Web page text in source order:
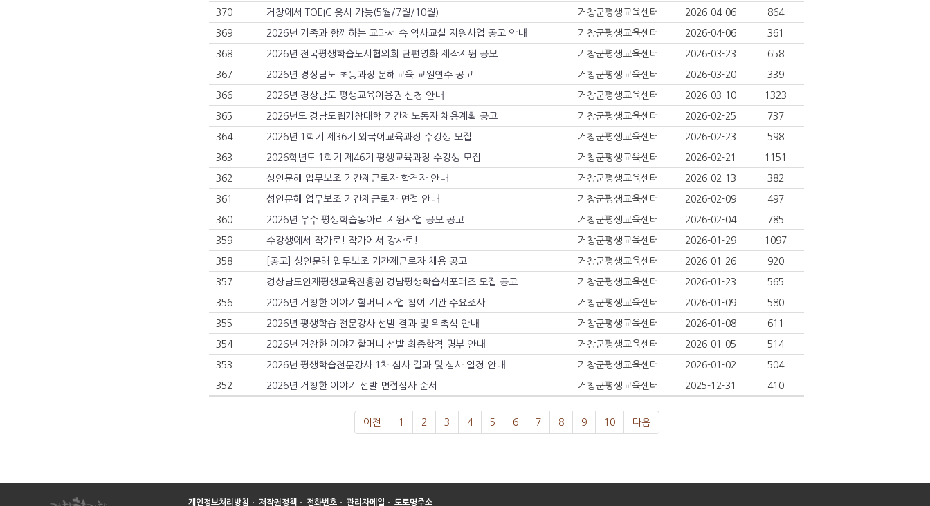
370 거창에서 TOEIC 응시 가능(5월/7월/10월) 거창군평생교육센터 2026-04-06 864
369 2026년 가족과 함께하는 교과서 속 역사교실 지원사업 공고 안내 거창군평생교육센터 2026-04-06 361
368 2026년 전국평생학습도시협의회 단편영화 제작지원 공모 거창군평생교육센터 2026-03-23 658
367 2026년 경상남도 초등과정 문해교육 교원연수 공고 거창군평생교육센터 2026-03-20 339
366 2026년 경상남도 평생교육이용권 신청 안내 거창군평생교육센터 2026-03-10 1323
365 2026년도 경남도립거창대학 기간제노동자 채용계획 공고 거창군평생교육센터 2026-02-25 737
364 2026년 1학기 제36기 외국어교육과정 수강생 모집 거창군평생교육센터 2026-02-23 598
363 2026학년도 1학기 제46기 평생교육과정 수강생 모집 거창군평생교육센터 2026-02-21 1151
362 성인문해 업무보조 기간제근로자 합격자 안내 거창군평생교육센터 2026-02-13 382
361 성인문해 업무보조 기간제근로자 면접 안내 거창군평생교육센터 2026-02-09 497
360 2026년 우수 평생학습동아리 지원사업 공모 공고 거창군평생교육센터 2026-02-04 785
359 수강생에서 작가로! 작가에서 강사로! 거창군평생교육센터 2026-01-29 1097
358 [공고] 성인문해 업무보조 기간제근로자 채용 공고 거창군평생교육센터 2026-01-26 920
357 경상남도인재평생교육진흥원 경남평생학습서포터즈 모집 공고 거창군평생교육센터 2026-01-23 565
356 2026년 거창한 이야기할머니 사업 참여 기관 수요조사 거창군평생교육센터 2026-01-09 580
355 2026년 평생학습 전문강사 선발 결과 및 위촉식 안내 거창군평생교육센터 2026-01-08 611
354 2026년 거창한 이야기할머니 선발 최종합격 명부 안내 거창군평생교육센터 2026-01-05 514
353 2026년 평생학습전문강사 1차 심사 결과 및 심사 일정 안내 거창군평생교육센터 2026-01-02 504
352 2026년 거창한 이야기 선발 면접심사 순서 거창군평생교육센터 2025-12-31 410
이전 1 2 3 4 5 6 7 8 9 10 다음
개인정보처리방침 ㆍ 저작권정책 ㆍ 전화번호 ㆍ 관리자메일 ㆍ 도로명주소